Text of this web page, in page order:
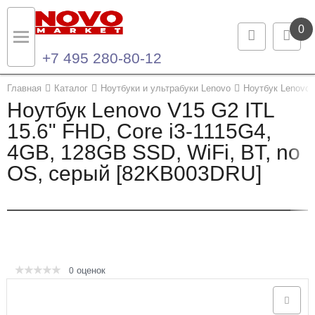
0
+7 495 280-80-12
Главная Каталог Ноутбуки и ультрабуки Lenovo Ноутбук
Ноутбук Lenovo V15 G2 ITL
15.6" FHD, Core i3-1115G4,
4GB, 128GB SSD, WiFi, BT, no
OS, серый [82KB003DRU]
0 оценок
Назад
Каталог продукции
Ноутбуки и ультрабуки
Компьютеры
Опции и комплектующие
Назад
Контакты
Контактная информация